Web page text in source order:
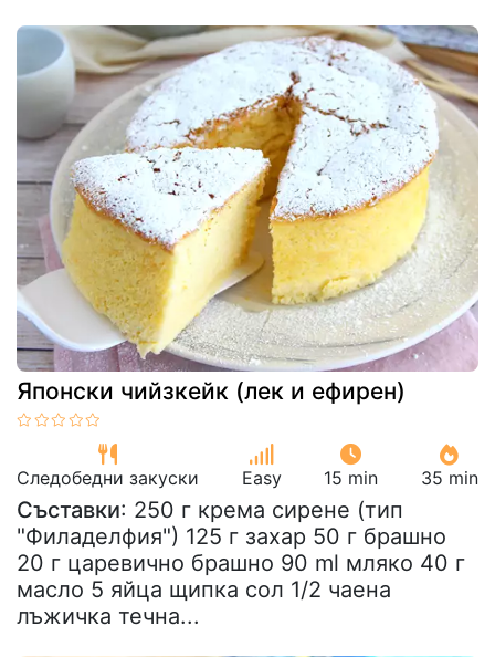
Японски чийзкейк (лек и ефирен)
Следобедни закуски Easy 15 min 35 min
Съставки: 250 г крема сирене (тип
"Филаделфия") 125 г захар 50 г брашно
20 г царевично брашно 90 ml мляко 40 г
масло 5 яйца щипка сол 1/2 чаена
лъжичка течна...